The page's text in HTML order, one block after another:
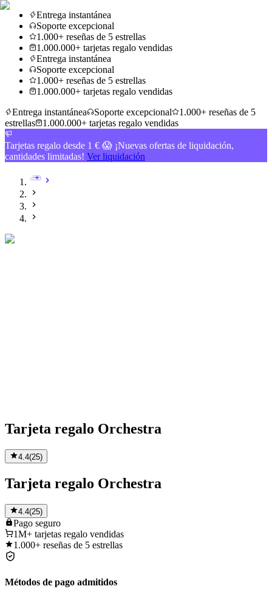
Entrega instantánea
Soporte excepcional
1.000+ reseñas de 5 estrellas
1.000.000+ tarjetas regalo vendidas
Entrega instantánea
Soporte excepcional
1.000+ reseñas de 5 estrellas
1.000.000+ tarjetas regalo vendidas
Entrega instantánea
Soporte excepcional
1.000+ reseñas de 5
estrellas
1.000.000+ tarjetas regalo vendidas
Tarjetas regalo desde 1 € 😱 ¡Nuevas ofertas de liquidación,
cantidades limitadas! Ver liquidación
Tarjeta regalo Orchestra
4.4(25)
Tarjeta regalo Orchestra
4.4(25)
Pago seguro
1M+ tarjetas regalo vendidas
1.000+ reseñas de 5 estrellas
Métodos de pago admitidos